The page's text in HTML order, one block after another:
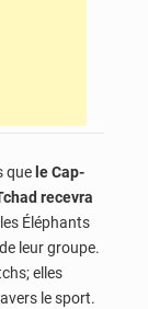
que le Cap-
recevra
Éléphants
leur groupe.
elles
le sport.